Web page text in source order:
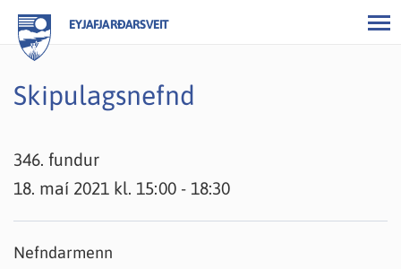
EYJAFJARÐARSVEIT
Skipulagsnefnd
346. fundur
18. maí 2021 kl. 15:00 - 18:30
Nefndarmenn